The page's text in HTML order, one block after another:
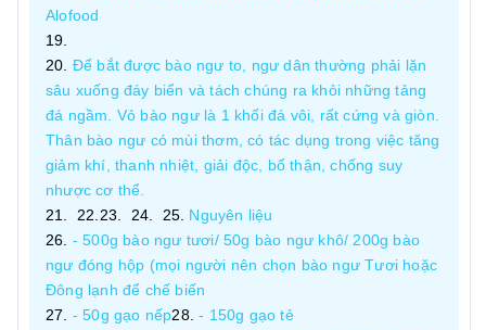
Alofood
Để bắt được bào ngư to, ngư dân thường phải lặn
sâu xuống đáy biển và tách chúng ra khỏi những tảng
đá ngầm. Vỏ bào ngư là 1 khối đá vôi, rất cứng và giòn.
Thân bào ngư có mùi thơm, có tác dụng trong việc tăng
giảm khí, thanh nhiệt, giải độc, bổ thận, chống suy
nhược cơ thể.
Nguyên liệu
- 500g bào ngư tươi/ 50g bào ngư khô/ 200g bào
ngư đóng hộp (mọi người nên chọn bào ngư Tươi hoặc
Đông lạnh để chế biến
- 50g gạo nếp
- 150g gạo tẻ